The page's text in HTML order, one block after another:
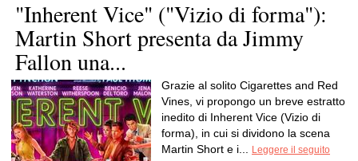
"Inherent Vice" ("Vizio di forma"):
Martin Short presenta da Jimmy
Fallon una...
Grazie al solito Cigarettes and Red
Vines, vi propongo un breve estratto
inedito di Inherent Vice (Vizio di
forma), in cui si dividono la scena
Martin Short e i...
Leggere il seguito